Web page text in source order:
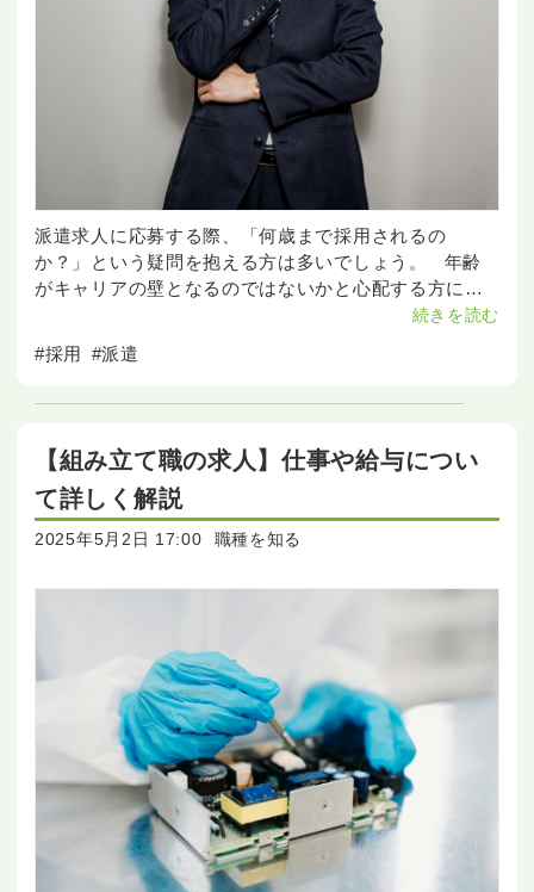
派遣求人に応募する際、「何歳まで採用されるの
か？」という疑問を抱える方は多いでしょう。 年齢
がキャリアの壁となるのではないかと心配する方に向
けて、この記事では派遣社員の年齢制限や何歳まで採
用されるのか
#採用 #派遣
続きを読む
【組み立て職の求人】仕事や給与につい
て詳しく解説
2025年5月2日 17:00 職種を知る